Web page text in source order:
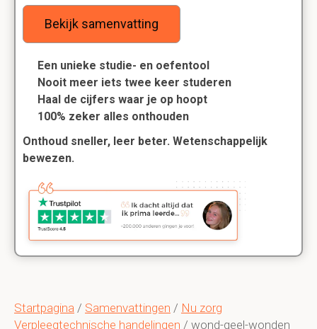
Startpagina / Samenvattingen / Nu zorg
Verpleegtechnische handelingen / wond-geel-wonden
Bekijk samenvatting
Een unieke studie- en oefentool
Nooit meer iets twee keer studeren
Haal de cijfers waar je op hoopt
100% zeker alles onthouden
Onthoud sneller, leer beter. Wetenschappelijk
bewezen.